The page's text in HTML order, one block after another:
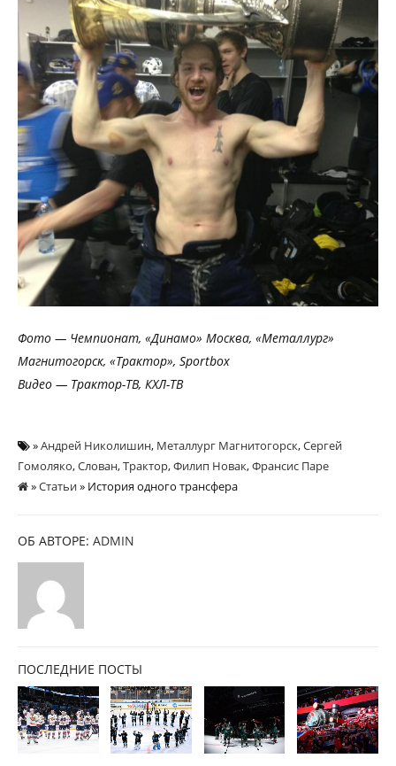
Фото — Чемпионат, «Динамо» Москва, «Металлург»
Магнитогорск, «Трактор», Sportbox
Видео — Трактор-ТВ, КХЛ-ТВ
»Андрей Николишин, Металлург Магнитогорск,Сергей
Гомоляко,Слован,Трактор,Филип Новак,Франсис Паре
»Статьи» История одного трансфера
ОБ АВТОРЕ: ADMIN
ПОСЛЕДНИЕ ПОСТЫ